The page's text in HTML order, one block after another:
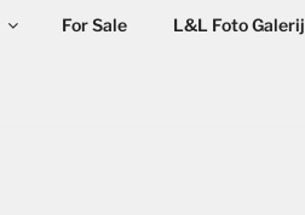
For Sale L&L Foto Galerij